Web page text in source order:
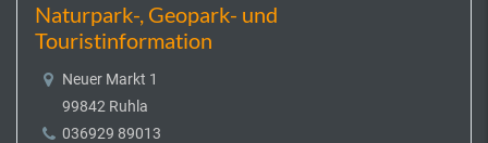
Naturpark-, Geopark- und
Touristinformation
Neuer Markt 1
99842 Ruhla
036929 89013